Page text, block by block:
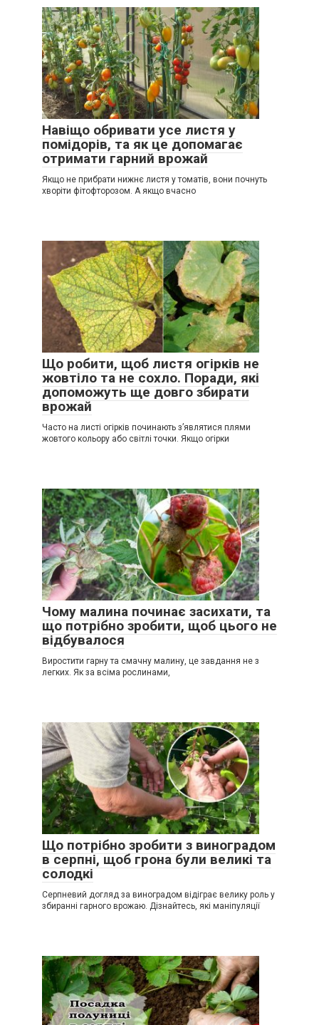
Навіщо обривати усе листя у
помідорів, та як це допомагає
отримати гарний врожай
Якщо не прибрати нижнє листя у томатів, вони почнуть
хворіти фітофторозом. А якщо вчасно
Що робити, щоб листя огірків не
жовтіло та не сохло. Поради, які
допоможуть ще довго збирати
врожай
Часто на листі огірків починають з’являтися плями
жовтого кольору або світлі точки. Якщо огірки
Чому малина починає засихати, та
що потрібно зробити, щоб цього не
відбувалося
Виростити гарну та смачну малину, це завдання не з
легких. Як за всіма рослинами,
Що потрібно зробити з виноградом
в серпні, щоб грона були великі та
солодкі
Серпневий догляд за виноградом відіграє велику роль у
збиранні гарного врожаю. Дізнайтесь, які маніпуляції